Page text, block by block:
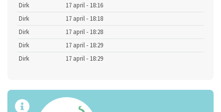
Dirk
17 april - 18:16
Dirk
17 april - 18:18
Dirk
17 april - 18:28
Dirk
17 april - 18:29
Dirk
17 april - 18:29